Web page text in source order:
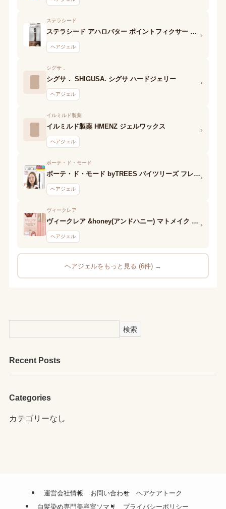
ステラシード
ステラシード アハロバター ポイントフィクサー ジェル
ヘアジェル
›
シグサ．
シグサ． SHIGUSA. シグサ ハードジェリー
ヘアジェル
›
イルミルド製薬
イルミルド製薬 HMENZ ジェルワックス
ヘアジェル
›
ボーテ・ド・モード
ボーテ・ド・モード byTREES バイツリーズ フレグランス ポイントリペアスティック
ヘアジェル
›
ヴィークレア
ヴィークレア &honey(アンドハニー) マトメイク スティック4.0
ヘアジェル
›
ヘアジェルをもっと見る (6件) →
検索
Recent Posts
Categories
カテゴリーなし
運営会社情報 お問い合わせ
ヘアケアトーク
白髪染め専門美容室ソマリ
プライバシーポリシー